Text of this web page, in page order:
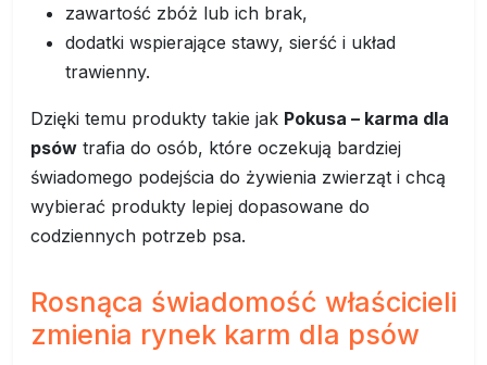
zawartość zbóż lub ich brak,
dodatki wspierające stawy, sierść i układ
trawienny.
Dzięki temu produkty takie jak Pokusa – karma dla
psów trafia do osób, które oczekują bardziej
świadomego podejścia do żywienia zwierząt i chcą
wybierać produkty lepiej dopasowane do
codziennych potrzeb psa.
Rosnąca świadomość właścicieli
zmienia rynek karm dla psów